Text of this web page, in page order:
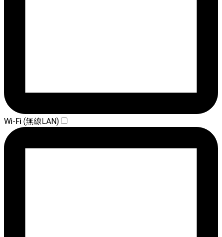
Wi-Fi (無線LAN)